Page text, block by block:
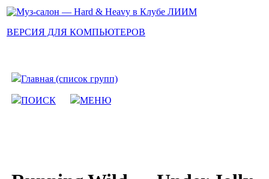
ВЕРСИЯ ДЛЯ КОМПЬЮТЕРОВ
Главная (список групп)
ПОИСК МЕНЮ